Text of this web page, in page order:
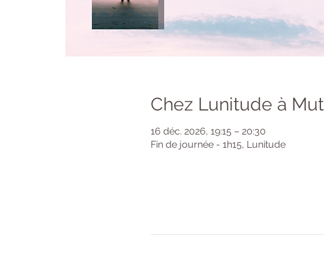
Chez Lunitude à
16 déc. 2026, 19:15 – 20:30
Fin de journée - 1h15, Lunitude